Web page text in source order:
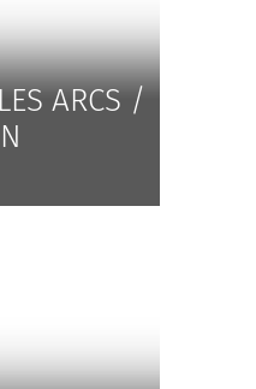
ARCS /